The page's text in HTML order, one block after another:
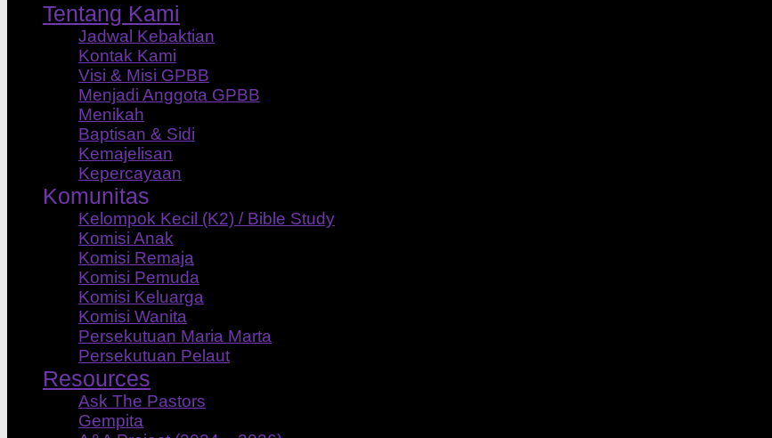
Tentang Kami
Jadwal Kebaktian
Kontak Kami
Visi & Misi GPBB
Menjadi Anggota GPBB
Menikah
Baptisan & Sidi
Kemajelisan
Kepercayaan
Komunitas
Kelompok Kecil (K2) / Bible Study
Komisi Anak
Komisi Remaja
Komisi Pemuda
Komisi Keluarga
Komisi Wanita
Persekutuan Maria Marta
Persekutuan Pelaut
Resources
Ask The Pastors
Gempita